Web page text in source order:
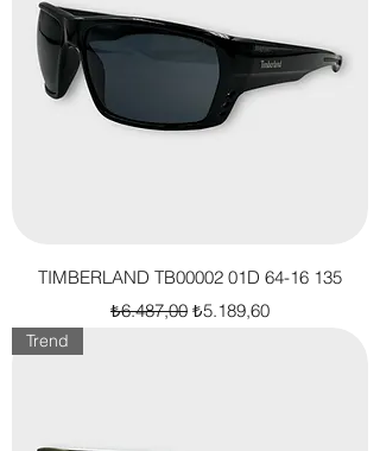
TIMBERLAND TB00002 01D 64-16 135
Normal Fiyat
₺6.487,00 İndirimli Fiyat
₺5.189,60
Trend